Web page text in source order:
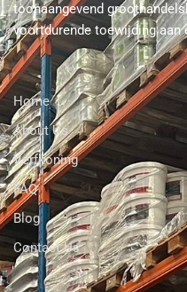
toonaangevend
voortdurende toewijding aan
Home
About Us
Verfkoning
FAQ
Blog
Contact Us